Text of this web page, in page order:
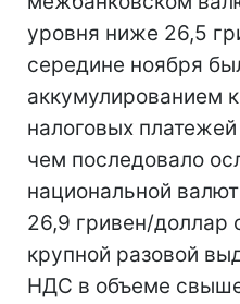
уровня ниже 26,5
середине ноября
аккумулированием
налоговых
чем последовало
национальной
26,9 гривен/доллар
крупной разовой
НДС в объеме